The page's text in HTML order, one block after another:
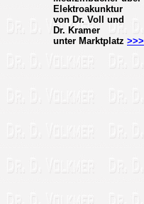
Elektroakunktur
von Dr. Voll und
Dr. Kramer
unter Marktplatz >>>